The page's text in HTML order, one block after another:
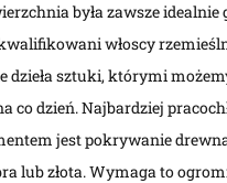
była zawsze idealnie
włoscy
dzieła sztuki, którymi
co dzień. Najbardziej
jest pokrywanie
lub złota. Wymaga to